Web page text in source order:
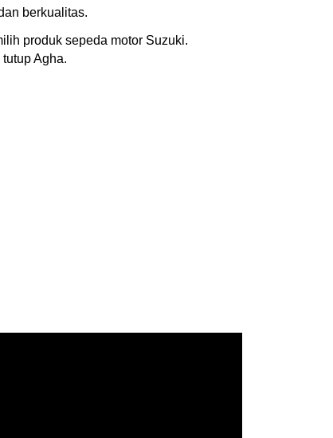
berkualitas.
produk sepeda motor Suzuki.
Agha.